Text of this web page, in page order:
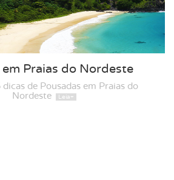
em Praias do Nordeste
de Pousadas em Praias do
Nordeste